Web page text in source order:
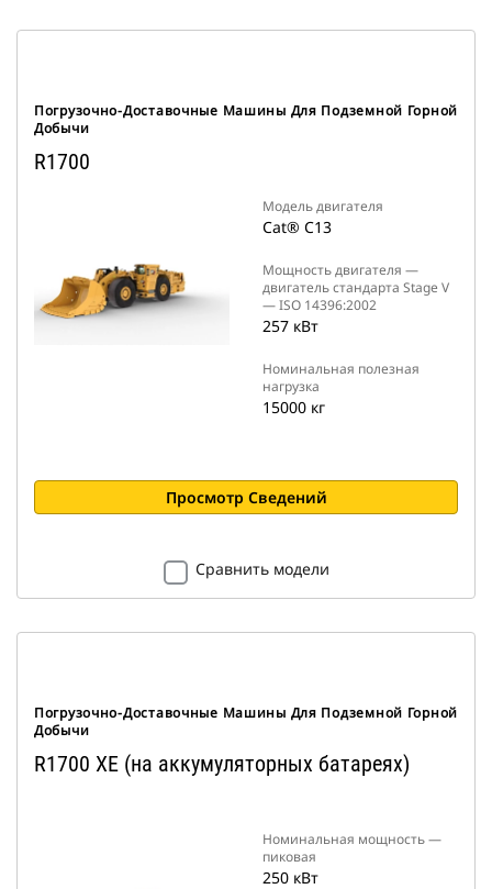
Погрузочно-Доставочные Машины Для Подземной Горной
Добычи
R1700
Модель двигателя
Cat® C13
Мощность двигателя —
двигатель стандарта Stage V
— ISO 14396:2002
257 кВт
Номинальная полезная
нагрузка
15000 кг
Просмотр Сведений
Сравнить модели
Погрузочно-Доставочные Машины Для Подземной Горной
Добычи
R1700 XE (на аккумуляторных батареях)
Номинальная мощность —
пиковая
250 кВт